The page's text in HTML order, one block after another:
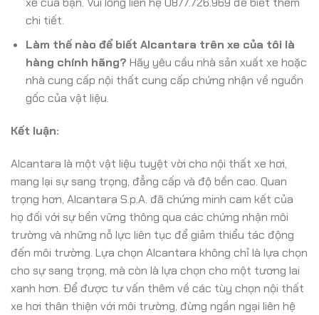
chi tiết.
Làm thế nào để biết Alcantara trên xe của tôi là
hàng chính hãng? Hãy yêu cầu nhà sản xuất xe hoặc
nhà cung cấp nội thất cung cấp chứng nhận về nguồn
gốc của vật liệu.
Kết luận:
Alcantara là một vật liệu tuyệt vời cho nội thất xe hơi,
mang lại sự sang trọng, đẳng cấp và độ bền cao. Quan
trọng hơn, Alcantara S.p.A. đã chứng minh cam kết của
họ đối với sự bền vững thông qua các chứng nhận môi
trường và những nỗ lực liên tục để giảm thiểu tác động
đến môi trường. Lựa chọn Alcantara không chỉ là lựa chọn
cho sự sang trọng, mà còn là lựa chọn cho một tương lai
xanh hơn. Để được tư vấn thêm về các tùy chọn nội thất
xe hơi thân thiện với môi trường, đừng ngần ngại liên hệ